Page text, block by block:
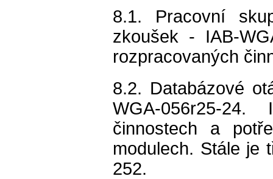
8.1. Pracovní
zkoušek - IAB-
rozpracovaných
8.2. Databázové
WGA-056r25-
činnostech a
modulech. Stále je
252.